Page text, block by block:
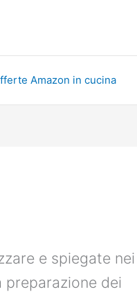
Amazon in cucina
e spiegate nei
dei